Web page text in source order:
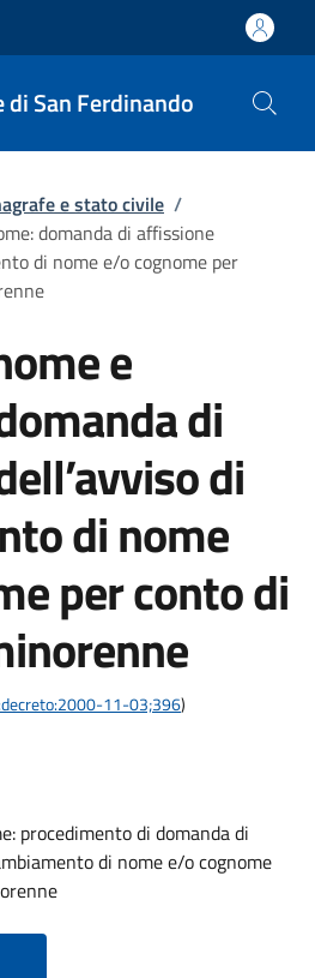
di San Ferdinando
e stato civile /
domanda di affissione
di nome e/o cognome per
e
di
di
di nome
per conto di
11-03;396)
procedimento di domanda di
di nome e/o cognome